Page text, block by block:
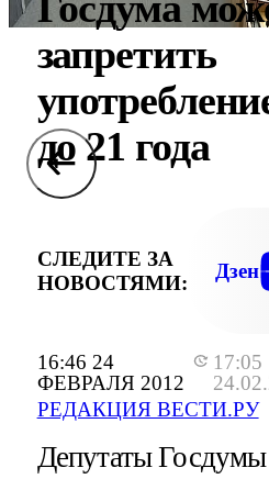
16:46 24
ФЕВРАЛЯ 2012
17:05
РЕДАКЦИЯ ВЕСТИ.РУ
запретить
до 21 года
СЛЕДИТЕ ЗА
НОВОСТЯМИ:
Дзен
Депутаты